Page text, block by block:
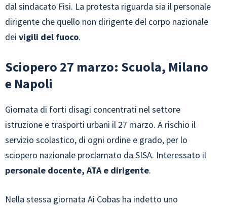
dal sindacato Fisi. La protesta riguarda sia il personale
dirigente che quello non dirigente del corpo nazionale
dei vigili del fuoco.
Sciopero 27 marzo: Scuola, Milano
e Napoli
Giornata di forti disagi concentrati nel settore
istruzione e trasporti urbani il 27 marzo. A rischio il
servizio scolastico, di ogni ordine e grado, per lo
sciopero nazionale proclamato da SISA. Interessato il
personale docente, ATA e dirigente.
Nella stessa giornata Ai Cobas ha indetto uno